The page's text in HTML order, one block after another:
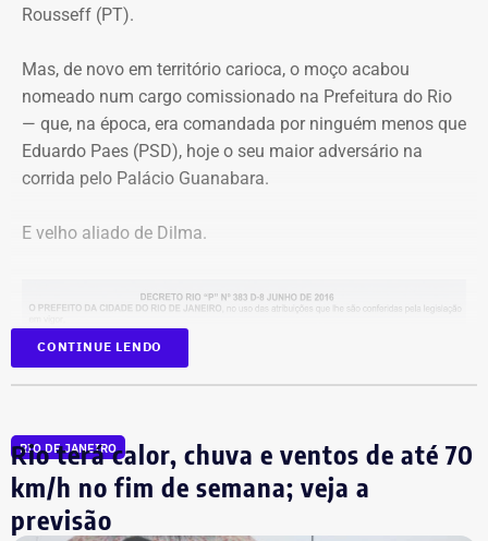
Rousseff (PT).
Mas, de novo em território carioca, o moço acabou
nomeado num cargo comissionado na Prefeitura do Rio
— que, na época, era comandada por ninguém menos que
Eduardo Paes (PSD), hoje o seu maior adversário na
corrida pelo Palácio Guanabara.
E velho aliado de Dilma.
Na Secretaria municipal da Casa Civil, André Marinho
permaneceu até dezembro. Marcelo Crivella
(Republicanos) ganhou a eleição assumiu a prefeitura e,
passou o rodo nos cargos comissionados. No primeiro
CONTINUE LENDO
RIO DE JANEIRO
Rio terá calor, chuva e ventos de até 70
km/h no fim de semana; veja a
previsão